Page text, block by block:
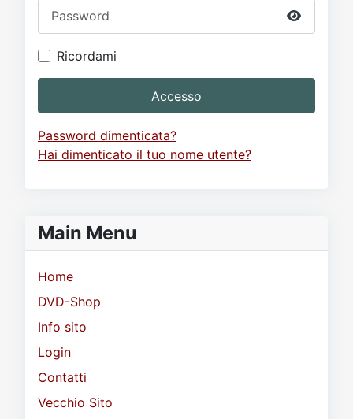
Mostra
Ricordami
Accesso
Password dimenticata?
Hai dimenticato il tuo nome utente?
Main Menu
Home
DVD-Shop
Info sito
Login
Contatti
Vecchio Sito